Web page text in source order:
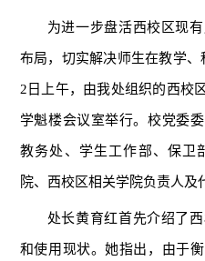
为进一步盘活西校区现
布局，切实解决师生在教学
2日上午，由我处组织的西校
学魁楼会议室举行。校党委
教务处、学生工作部、保卫
院、西校区相关学院负责人及
处长黄育红首先介绍了
和使用现状。她指出，由于